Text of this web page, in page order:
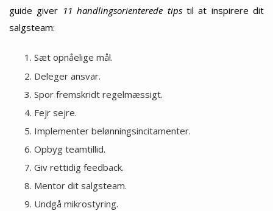
guide giver 11 handlingsorienterede tipstil at inspirere dit
salgsteam:
Sæt opnåelige mål.
Deleger ansvar.
Spor fremskridt regelmæssigt.
Fejr sejre.
Implementer belønningsincitamenter.
Opbyg teamtillid.
Giv rettidig feedback.
Mentor dit salgsteam.
Undgå mikrostyring.